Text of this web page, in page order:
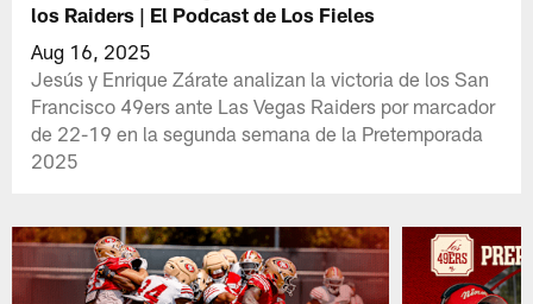
los Raiders | El Podcast de Los Fieles
Aug 16, 2025
Jesús y Enrique Zárate analizan la victoria de los San
Francisco 49ers ante Las Vegas Raiders por marcador
de 22-19 en la segunda semana de la Pretemporada
2025